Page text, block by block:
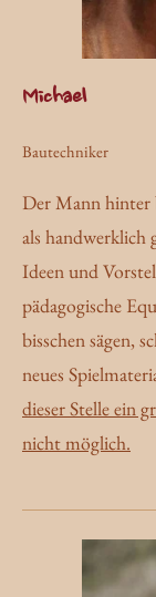
Michael
Bautechniker
Der Mann hinter
als handwerklich
Ideen und
pädagogische
bisschen sägen,
neues
dieser Stelle ein
nicht möglich.